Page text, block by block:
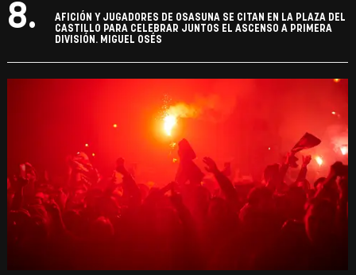
8.
AFICIÓN Y JUGADORES DE OSASUNA SE CITAN EN LA PLAZA DEL
CASTILLO PARA CELEBRAR JUNTOS EL ASCENSO A PRIMERA
DIVISIÓN. MIGUEL OSÉS